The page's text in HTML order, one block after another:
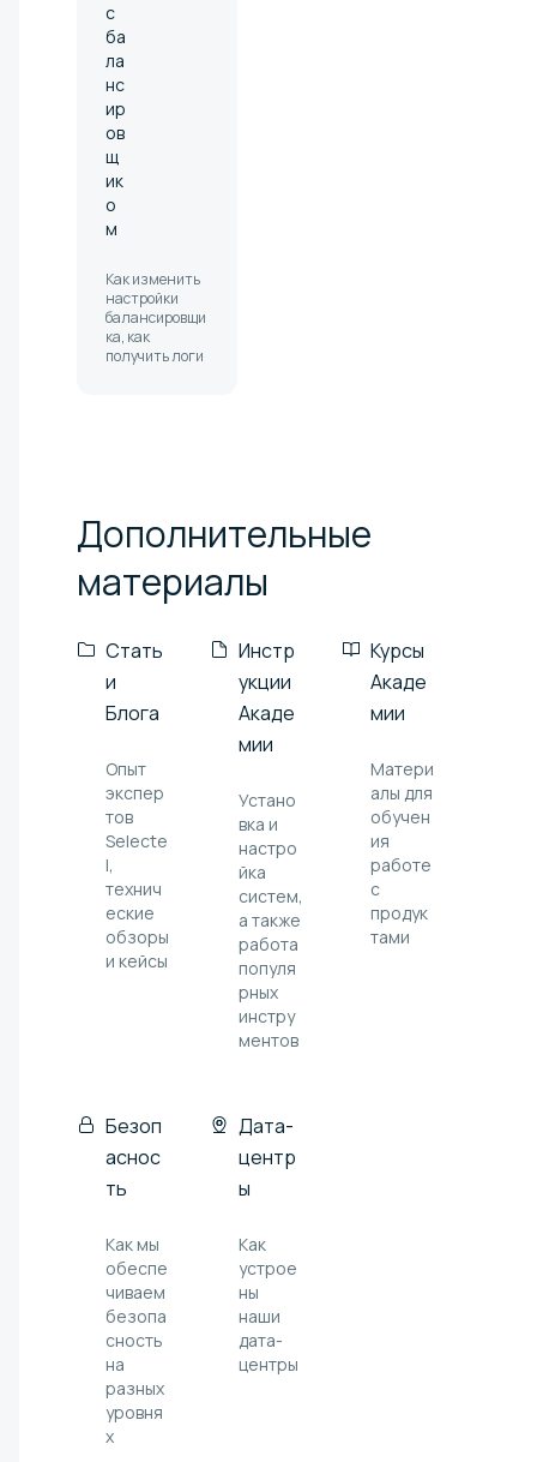
с
ба
ла
нс
ир
ов
щ
ик
о
м
Как изменить
настройки
балансировщи
ка, как
получить логи
Дополнительные
материалы
Стать
и
Блога
Опыт
экспер
тов
Selecte
l,
технич
еские
обзоры
и кейсы
Инстр
укции
Акаде
мии
Устано
вка и
настро
йка
систем,
а также
работа
популя
рных
инстру
ментов
Курсы
Акаде
мии
Матери
алы для
обучен
ия
работе
с
продук
тами
Безоп
аснос
ть
Как мы
обеспе
чиваем
безопа
сность
на
разных
уровня
х
Дата-
центр
ы
Как
устрое
ны
наши
дата-
центры